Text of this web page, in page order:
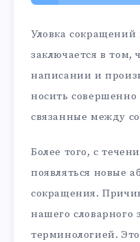
Уловка сокращений
заключается в том,
написании и
носить
связанные между
Более того, с
появляться новые
сокращения.
нашего словарного
терминологией.